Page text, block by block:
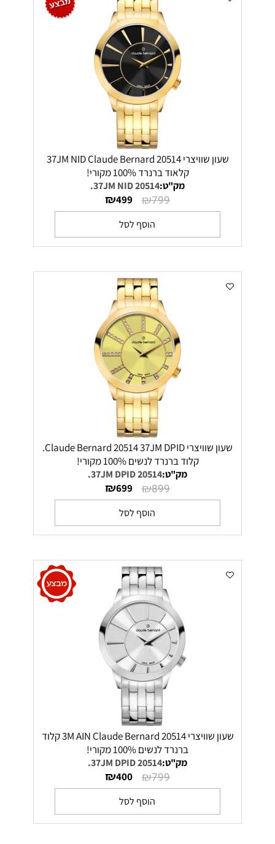
שעון שוויצרי 20514 37JM NID Claude Bernard
קלאוד ברנרד 100% מקורי!
מק"ט:20514 37JM NID.
₪799
₪499
הוסף לסל
שעון שוויצרי Claude Bernard 20514 37JM DPID.
קלוד ברנרד לנשים 100% מקורי!
מק"ט:20514 37JM DPID.
₪899
₪699
הוסף לסל
שעון שוויצרי 20514 3M AIN Claude Bernard קלוד
ברנרד לנשים 100% מקורי!
מק"ט:20514 37JM DPID.
₪799
₪400
הוסף לסל